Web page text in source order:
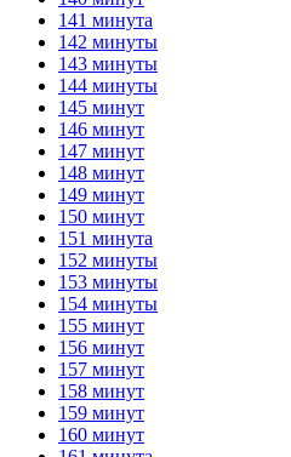
141 минута
142 минуты
143 минуты
144 минуты
145 минут
146 минут
147 минут
148 минут
149 минут
150 минут
151 минута
152 минуты
153 минуты
154 минуты
155 минут
156 минут
157 минут
158 минут
159 минут
160 минут